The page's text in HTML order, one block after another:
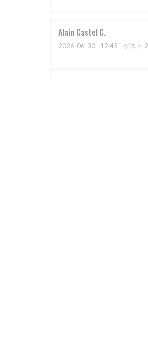
Alain Castel C
2026-06-30 - 12:45 - ゲスト 2